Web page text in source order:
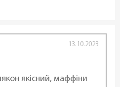
13.10.2023
якісний, маффіни